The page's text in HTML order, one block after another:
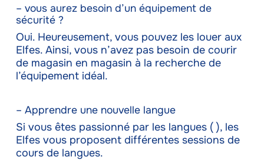
– vous aurez besoin d’un équipement de
sécurité ?
Oui. Heureusement, vous pouvez les louer aux
Elfes. Ainsi, vous n’avez pas besoin de courir
de magasin en magasin à la recherche de
l’équipement idéal.
– Apprendre une nouvelle langue
Si vous êtes passionné par les langues ( ), les
Elfes vous proposent différentes sessions de
cours de langues.